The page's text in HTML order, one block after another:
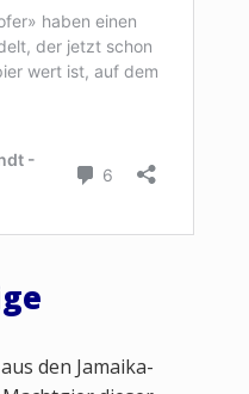
den Jamaika-